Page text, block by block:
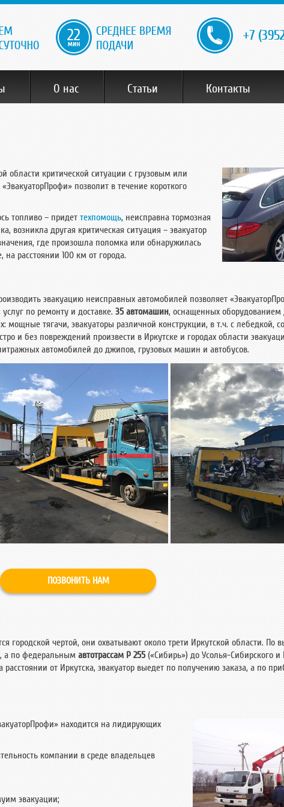
22 +7
О нас Статьи Контакты
области критической ситуации с грузовым или
позволит в течение короткого
топливо – придет техпомощь, неисправна тормозная
возникла другая критическая ситуация – эвакуатор
где произошла поломка или обнаружилась
расстоянии 100 км от города.
эвакуацию неисправных автомобилей позволяет
по ремонту и доставке. 35 автомашин, оснащенных оборудованием
мощные тягачи, эвакуаторы различной конструкции, в т.ч. с лебедкой,
и без повреждений произвести в Иркутске и городах области
автомобилей до джипов, грузовых машин и автобусов.
ПОЗВОНИТЬ НАМ
городской чертой, они охватывают около трети Иркутской области. По
а по федеральным автотрассам Р 255(«Сибирь») до Усолья-Сибирского и
от Иркутска, эвакуатор выедет по получению заказа, а по
находится на лидирующих
компании в среде владельцев
эвакуации;